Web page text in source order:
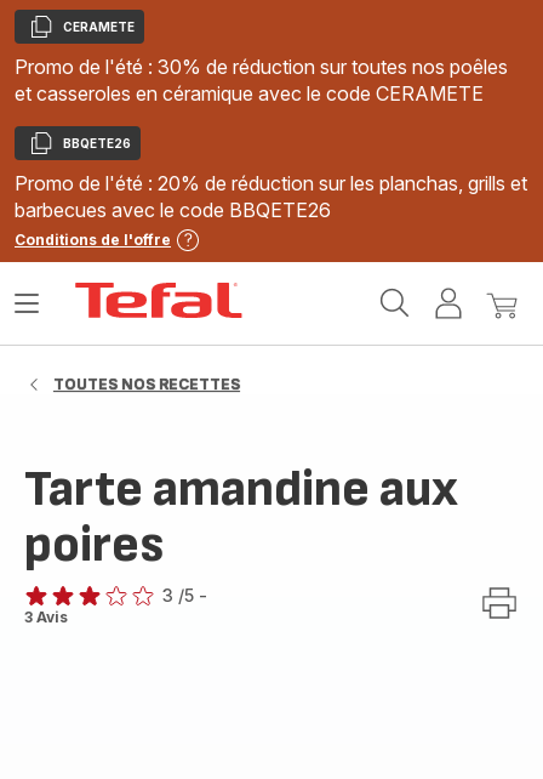
Copier
CERAMETE
Promo de l'été : 30% de réduction sur toutes nos poêles
et casseroles en céramique avec le code CERAMETE
Copier
BBQETE26
Promo de l'été : 20% de réduction sur les planchas, grills et
barbecues avec le code BBQETE26
Conditions de l'offre
MonMon
Ouvrir
TOUTES NOS RECETTES
Tarte amandine aux
poires
Avis
3 /5 -
3 Avis